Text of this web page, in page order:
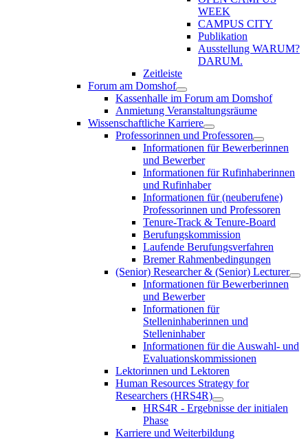
WEEK
CAMPUS CITY
Publikation
Ausstellung WARUM?
DARUM.
Zeitleiste
Forum am Domshof
Kassenhalle im Forum am Domshof
Anmietung Veranstaltungsräume
Wissenschaftliche Karriere
Professorinnen und Professoren
Informationen für Bewerberinnen
und Bewerber
Informationen für Rufinhaberinnen
und Rufinhaber
Informationen für (neuberufene)
Professorinnen und Professoren
Tenure-Track & Tenure-Board
Berufungskommission
Laufende Berufungsverfahren
Bremer Rahmenbedingungen
(Senior) Researcher & (Senior) Lecturer
Informationen für Bewerberinnen
und Bewerber
Informationen für
Stelleninhaberinnen und
Stelleninhaber
Informationen für die Auswahl- und
Evaluationskommissionen
Lektorinnen und Lektoren
Human Resources Strategy for
Researchers (HRS4R)
HRS4R - Ergebnisse der initialen
Phase
Karriere und Weiterbildung